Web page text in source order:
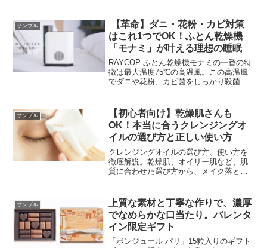
サンプル
【革命】ダニ・花粉・カビ対策
はこれ1つでOK！ふとん乾燥機
「モナミ」が叶える理想の睡眠
RAYCOP ふとん乾燥機モナミの一番の特
徴は最大温度75℃の高温風。この高温風
でダニや花粉、カビ菌をしっかり殺菌・
も女性には嬉しいポイント！
サンプル
【初心者向け】乾燥肌さんも
OK！本当に合うクレンジングオ
イルの選び方と正しい使い方
クレンジングオイルの選び方、使い方を
徹底解説。乾燥肌、オイリー肌など、肌
質に合わせた選び方から、メイク落とし
サンプル
上質な素材と丁寧な作りで、濃厚
でなめらかな口当たり。バレンタ
イン限定ギフト
「ボンジュール パリ」15粒入りのギフト